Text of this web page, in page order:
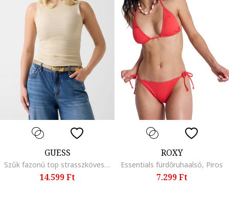
GUESS
Szűk fazonú top strasszköves díszítéssel, Tevebarna
14.599 Ft
ROXY
Essentials fürdőruhaalsó, Piros
7.299 Ft